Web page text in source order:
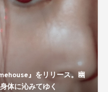
』をリリース。幽
体に沁みてゆく